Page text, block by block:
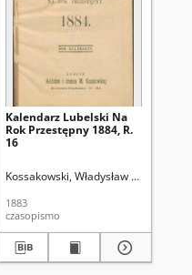
Liedtke, Julian Konrad (1835-
Kalendarz Lubelski Na
Rok Przestępny 1884, R.
16
Kossakowski, Władysław (1833-1870)
1883
czasopismo